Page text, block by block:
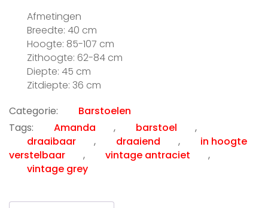
was:
€189.00.
Afmetingen
Breedte: 40 cm
Hoogte: 85-107 cm
Zithoogte: 62-84 cm
Diepte: 45 cm
Zitdiepte: 36 cm
Categorie:
Barstoelen
Tags:
Amanda , barstoel
,
draaibaar
, draaiend ,
in hoogte
verstelbaar
, vintage antraciet
,
vintage grey